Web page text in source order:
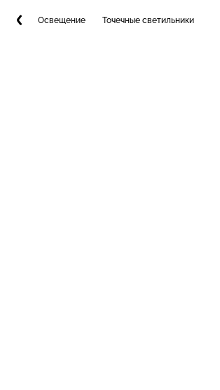
Освещение Точечные светильники